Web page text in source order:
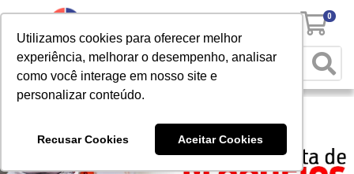
Utilizamos cookies para oferecer melhor
experiência, melhorar o desempenho, analisar
como você interage em nosso site e
personalizar conteúdo.
Recusar Cookies Aceitar Cookies
0